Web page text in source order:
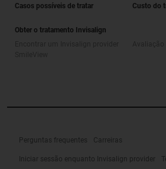
Casos possíveis de tratar Custo do
Obter o tratamento Invisalign
Perguntas frequentes Carreiras
Iniciar sessão enquanto Invisalign provider